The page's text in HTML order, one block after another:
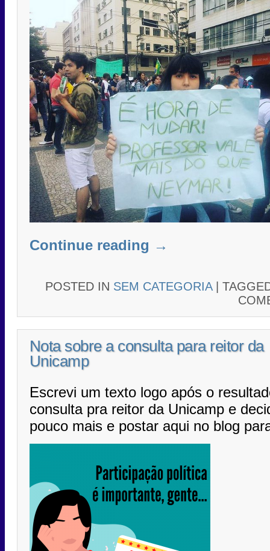
Continue reading →
POSTED IN SEM CATEGORIA
Nota sobre a consulta para reitor da
Unicamp
Escrevi um texto logo após o
consulta pra reitor da Unicamp e
pouco mais e postar aqui no blog